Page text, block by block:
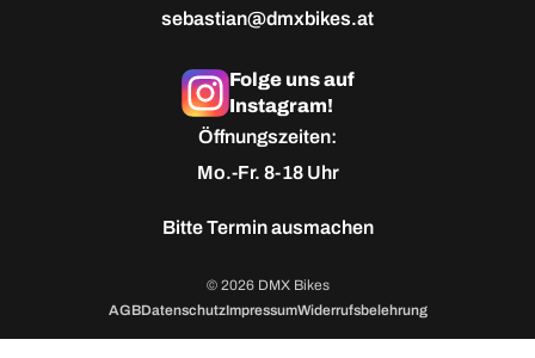
sebastian@dmxbikes.at
Folge uns auf
Instagram!
Öffnungszeiten:
Mo.-Fr. 8-18 Uhr
BitteTermin ausmachen
© 2026 DMX Bikes
AGBDatenschutzImpressumWiderrufsbelehrung